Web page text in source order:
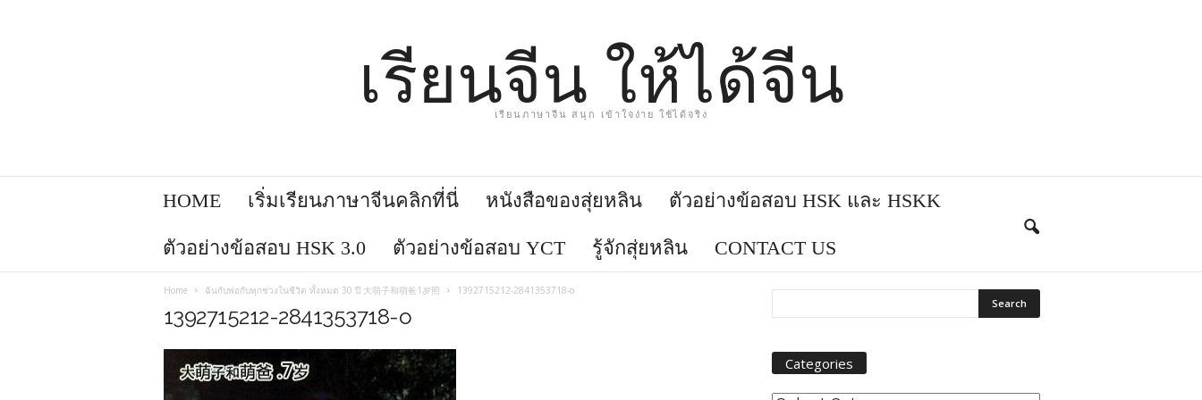
เรียนจีน ให้ได้จีน
เรียนภาษาจีน สนุก เข้าใจง่าย ใช้ได้จริง
HOME เริ่มเรียนภาษาจีนคลิกที่นี่ หนังสือของสุ่ยหลิน ตัวอย่างข้อสอบ HSK และ HSKK
ตัวอย่างข้อสอบ HSK 3.0 ตัวอย่างข้อสอบ YCT รู้จักสุ่ยหลิน CONTACT US
Home ฉันกับพ่อกับทุกช่วงในชีวิต ทั้งหมด 30 ปี 大萌子和萌爸1岁照 1392715212-2841353718-o
1392715212-2841353718-o
Categories